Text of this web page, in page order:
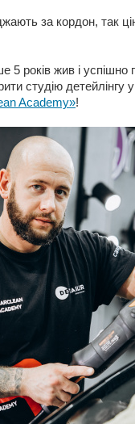
за кордон, так
років жив і успішно
студію детейлінгу
Academy»!